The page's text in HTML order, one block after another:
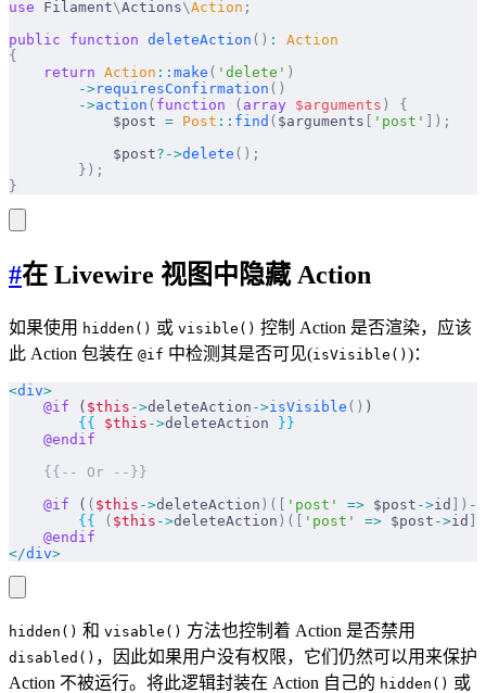
use Filament\Actions\Action ;
public function deleteAction () :
Action
{
    return
Action :: make ( 'delete' )
        ->
requiresConfirmation ()
        ->
action ( function ( array $arguments )
{
            $post
= Post :: find ( $arguments 'post'
]);
            $post
?->delete ();
        });
}
#在 Livewire 视图中隐藏 Action
如果使用 hidden() 或 visible() 控制 Action 是否渲染，应该
此 Action 包装在 @if 中检测其是否可见(isVisible() )：
<div>
    @if
( $this ->deleteAction ->isVisible () )
        {{
$this ->deleteAction
}}
    @endif
    {{-- Or --}}
    @if
( ( $this ->deleteAction )([ 'post' => $post ->id ]) ->
        {{
( $this ->deleteAction )([ 'post' => $post ->id
    @endif
</div>
hidden() 和 visable() 方法也控制着 Action 是否禁用
disabled() ，因此如果用户没有权限，它们仍然可以用来保护
Action 不被运行。将此逻辑封装在 Action 自己的 hidden() 或